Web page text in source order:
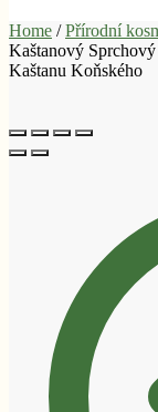
Home /Přírodní
Kaštanový
Kaštanu Koňského